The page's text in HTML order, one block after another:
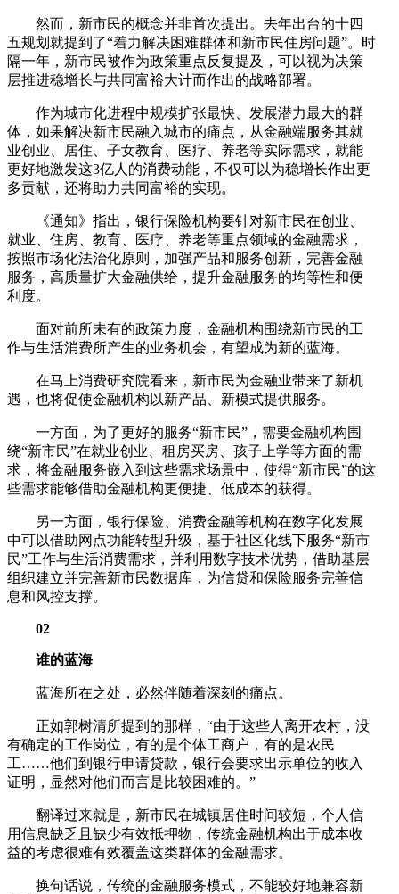
然而，新市民的概念并非首次提出。去年出台的十四
五规划就提到了“着力解决困难群体和新市民住房问题”。时
隔一年，新市民被作为政策重点反复提及，可以视为决策
层推进稳增长与共同富裕大计而作出的战略部署。
作为城市化进程中规模扩张最快、发展潜力最大的群
体，如果解决新市民融入城市的痛点，从金融端服务其就
业创业、居住、子女教育、医疗、养老等实际需求，就能
更好地激发这3亿人的消费动能，不仅可以为稳增长作出更
多贡献，还将助力共同富裕的实现。
《通知》指出，银行保险机构要针对新市民在创业、
就业、住房、教育、医疗、养老等重点领域的金融需求，
按照市场化法治化原则，加强产品和服务创新，完善金融
服务，高质量扩大金融供给，提升金融服务的均等性和便
利度。
面对前所未有的政策力度，金融机构围绕新市民的工
作与生活消费所产生的业务机会，有望成为新的蓝海。
在马上消费研究院看来，新市民为金融业带来了新机
遇，也将促使金融机构以新产品、新模式提供服务。
一方面，为了更好的服务“新市民”，需要金融机构围
绕“新市民”在就业创业、租房买房、孩子上学等方面的需
求，将金融服务嵌入到这些需求场景中，使得“新市民”的这
些需求能够借助金融机构更便捷、低成本的获得。
另一方面，银行保险、消费金融等机构在数字化发展
中可以借助网点功能转型升级，基于社区化线下服务“新市
民”工作与生活消费需求，并利用数字技术优势，借助基层
组织建立并完善新市民数据库，为信贷和保险服务完善信
息和风控支撑。
02
谁的蓝海
蓝海所在之处，必然伴随着深刻的痛点。
正如郭树清所提到的那样，“由于这些人离开农村，没
有确定的工作岗位，有的是个体工商户，有的是农民
工……他们到银行申请贷款，银行会要求出示单位的收入
证明，显然对他们而言是比较困难的。”
翻译过来就是，新市民在城镇居住时间较短，个人信
用信息缺乏且缺少有效抵押物，传统金融机构出于成本收
益的考虑很难有效覆盖这类群体的金融需求。
换句话说，传统的金融服务模式，不能较好地兼容新